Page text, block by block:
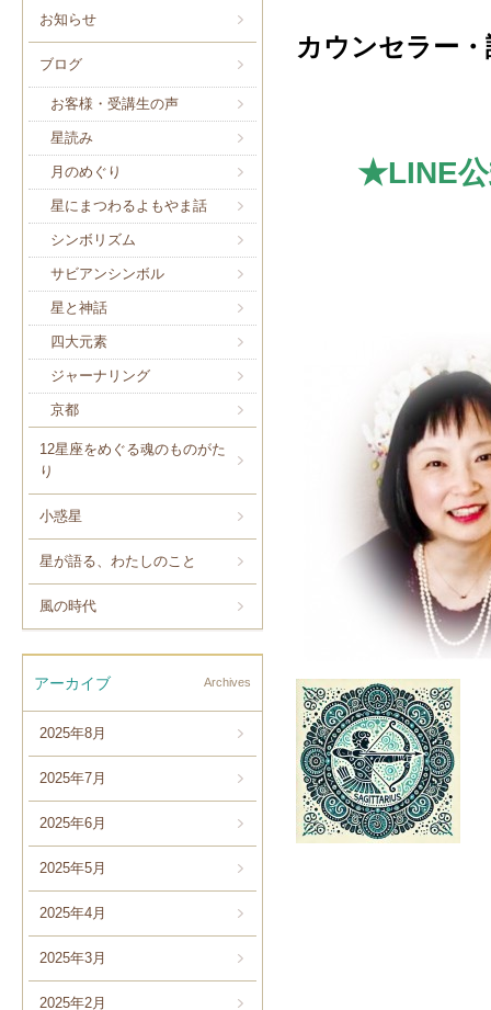
お知らせ
ブログ
お客様・受講生の声
星読み
月のめぐり
星にまつわるよもやま話
シンボリズム
サビアンシンボル
星と神話
四大元素
ジャーナリング
京都
12星座をめぐる魂のものがた
り
小惑星
星が語る、わたしのこと
風の時代
アーカイブ Archives
2025年8月
2025年7月
2025年6月
2025年5月
2025年4月
2025年3月
2025年2月
カウンセラー
★LINE